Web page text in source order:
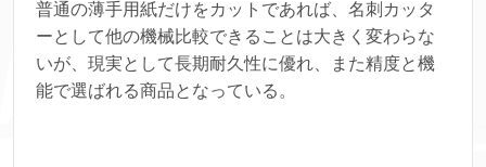
普通の薄手用紙だけをカットであれば、名刺カッタ
ーとして他の機械比較できることは大きく変わらな
いが、現実として長期耐久性に優れ、また精度と機
能で選ばれる商品となっている。